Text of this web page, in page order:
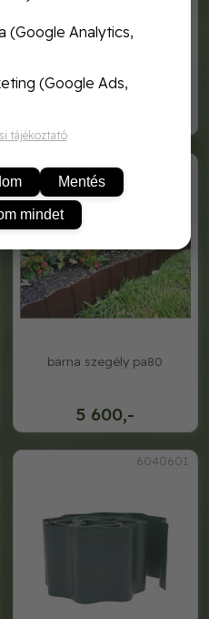
25x25mm 50cmx2, 50m
5 600,-
barna szegély pa80
6040601
(Google Analytics,
(Google Ads,
tájékoztató
Mentés
mindet